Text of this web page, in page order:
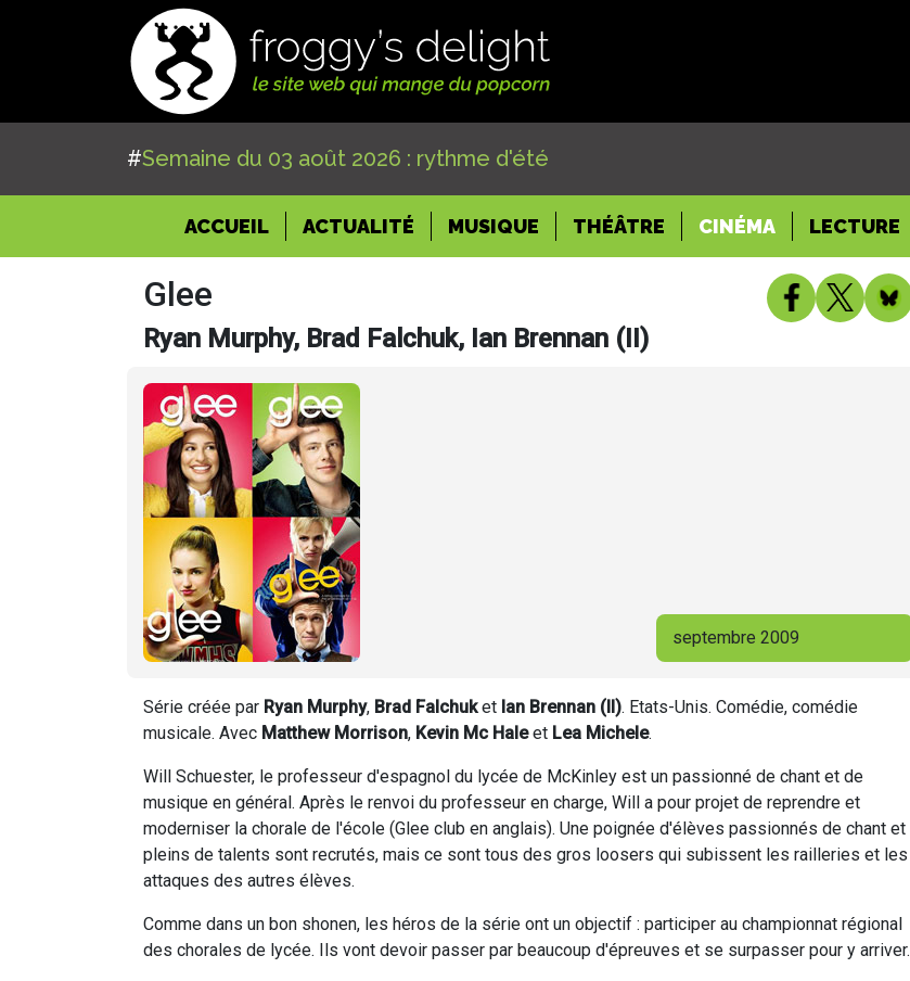
#Semaine du 03 août 2026 : rythme d'été
ACCUEIL(CURRENT)
ACTUALITÉ MUSIQUE THÉÂTRE CINÉMA LECTURE
Glee
Ryan Murphy, Brad Falchuk, Ian Brennan (II)
septembre 2009
Série créée par Ryan Murphy, Brad Falchuket Ian Brennan (II). Etats-Unis. Comédie, comédie
musicale. Avec Matthew Morrison, Kevin Mc Haleet Lea Michele.
Will Schuester, le professeur d'espagnol du lycée de McKinley est un passionné de chant et de
musique en général. Après le renvoi du professeur en charge, Will a pour projet de reprendre et
moderniser la chorale de l'école (Glee club en anglais). Une poignée d'élèves passionnés de chant et
pleins de talents sont recrutés, mais ce sont tous des gros loosers qui subissent les railleries et les
attaques des autres élèves.
Comme dans un bon shonen, les héros de la série ont un objectif : participer au championnat régional
des chorales de lycée. Ils vont devoir passer par beaucoup d'épreuves et se surpasser pour y arriver.